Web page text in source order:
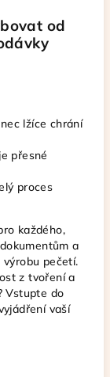
od
lžíce chrání
přesné
proces
každého,
a
pečetí.
z tvoření a
Vstupte do
vaší